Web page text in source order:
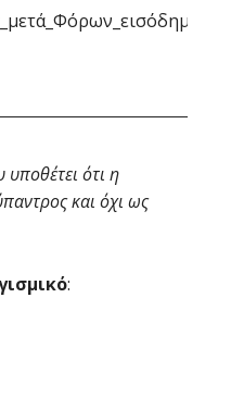
ότι η
και όχι ως
: